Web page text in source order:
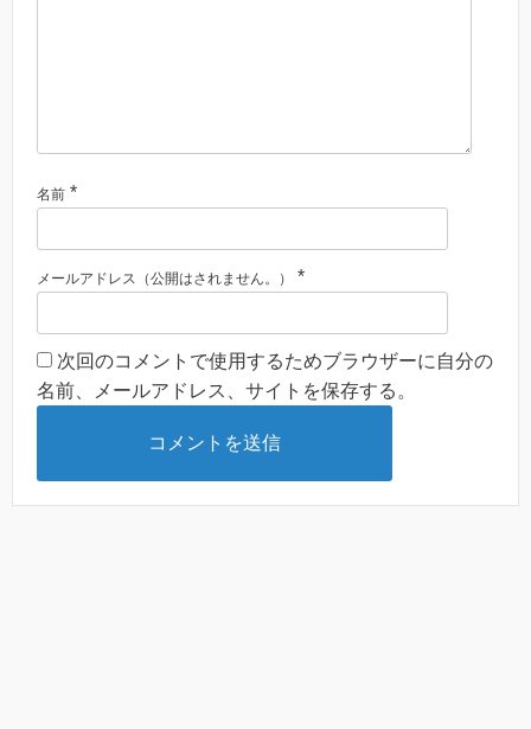
名前 *
メールアドレス（公開はされません。） *
次回のコメントで使用するためブラウザーに自分の
名前、メールアドレス、サイトを保存する。